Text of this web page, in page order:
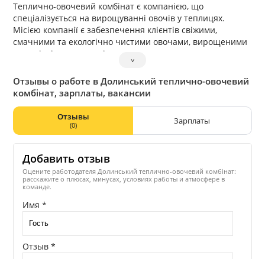
Теплично-овочевий комбінат є компанією, що
спеціалізується на вирощуванні овочів у теплицях.
Місією компанії є забезпечення клієнтів свіжими,
смачними та екологічно чистими овочами, вирощеними
за новітніми технологіями.
Компанія має успішний досвід у вирощуванні овочів та
постійно розвивається, використовуючи новітні
технології та інновації. Завдяки цьому, комбінат успішно
поставляє свою продукцію на ринок та забезпечує
високу якість своїх продуктів.
˅
Отзывы о работе в Долинський теплично-овочевий
комбінат, зарплаты, вакансии
Отзывы
(0) Зарплаты
Добавить отзыв
Оцените работодателя Долинський теплично-овочевий комбінат:
расскажите о плюсах, минусах, условиях работы и атмосфере в
команде.
Имя *
Отзыв *